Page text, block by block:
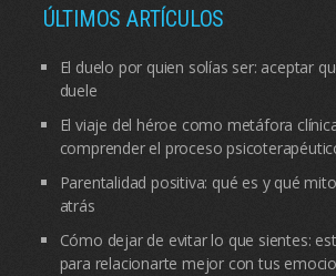
ÚLTIMOS ARTÍCULOS
El duelo por quien solías ser: aceptar
duele
El viaje del héroe como metáfora
comprender el proceso
Parentalidad positiva: qué es y qué
atrás
Cómo dejar de evitar lo que sientes:
para relacionarte mejor con tus